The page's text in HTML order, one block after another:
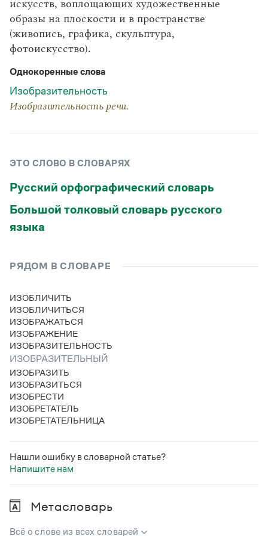
Статьи
Монологи
Интервью
Лекции и подкасты
Рекомендуем
Учебник Грамоты
Издательство
Словари
искусств, воплощающих художественные
образы на плоскости и в пространстве
(живопись, графика, скульптура,
фотоискусство).
Однокоренные слова
Изобразительность
Изобразительность речи.
ЭТО СЛОВО В СЛОВАРЯХ
Русский орфографический словарь
Большой толковый словарь русского
языка
РЯДОМ В СЛОВАРЕ
ИЗОБЛИЧИТЬ
ИЗОБЛИЧИТЬСЯ
ИЗОБРАЖАТЬСЯ
ИЗОБРАЖЕНИЕ
ИЗОБРАЗИТЕЛЬНОСТЬ
ИЗОБРАЗИТЕЛЬНЫЙ
ИЗОБРАЗИТЬ
ИЗОБРАЗИТЬСЯ
ИЗОБРЕСТИ
ИЗОБРЕТАТЕЛЬ
ИЗОБРЕТАТЕЛЬНИЦА
Нашли ошибку в словарной статье?
Напишите нам
Метасловарь
Всё о слове из всех словарей